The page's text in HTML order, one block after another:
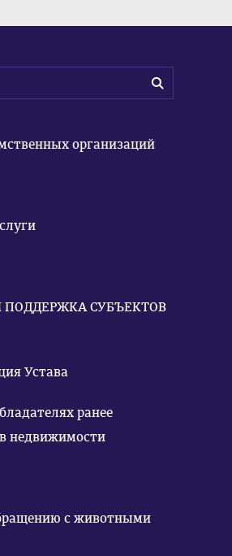
организаций
СУБЪЕКТОВ
Устава
ранее
недвижимости
с животными